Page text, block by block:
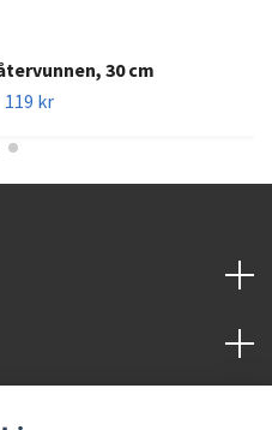
30 cm
119 kr